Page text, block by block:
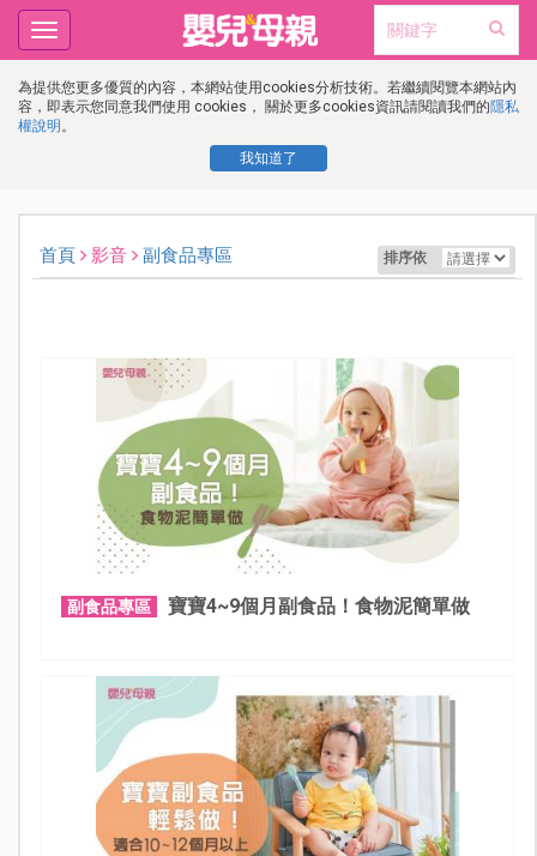
為提供您更多優質的內容，本網站使用cookies分析技術。若繼續閱覽本網站內
容，即表示您同意我們使用 cookies， 關於更多cookies資訊請閱讀我們的隱私
權說明 。
我知道了
Toggle
navigation
首頁 影音 副食品專區 排序依
副食品專區 寶寶4~9個月副食品！食物泥簡單做